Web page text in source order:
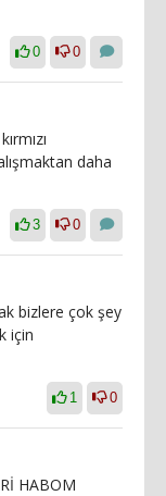
0 0
daha
3 0
bizlere çok şey
için
1 0
HABOM